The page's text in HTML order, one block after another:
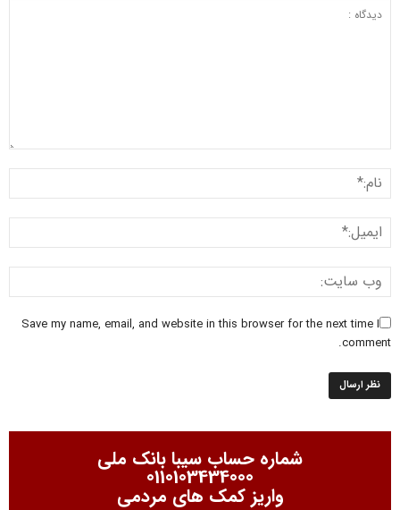
Save my name, email, and website in this browser for the next time I
comment.
شماره حساب سیبا بانک ملی
0110103434000
واریز کمک های مردمی